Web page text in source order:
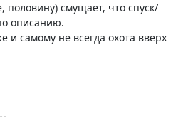
половину) смущает, что спуск/
описанию.
и самому не всегда охота вверх